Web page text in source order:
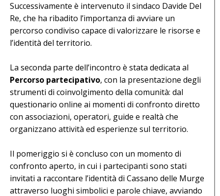
Successivamente è intervenuto il sindaco Davide Del
Re, che ha ribadito l’importanza di avviare un
percorso condiviso capace di valorizzare le risorse e
l’identità del territorio.
La seconda parte dell’incontro è stata dedicata al
Percorso partecipativo, con la presentazione degli
strumenti di coinvolgimento della comunità: dal
questionario online ai momenti di confronto diretto
con associazioni, operatori, guide e realtà che
organizzano attività ed esperienze sul territorio.
Il pomeriggio si è concluso con un momento di
confronto aperto, in cui i partecipanti sono stati
invitati a raccontare l’identità di Cassano delle Murge
attraverso luoghi simbolici e parole chiave, avviando